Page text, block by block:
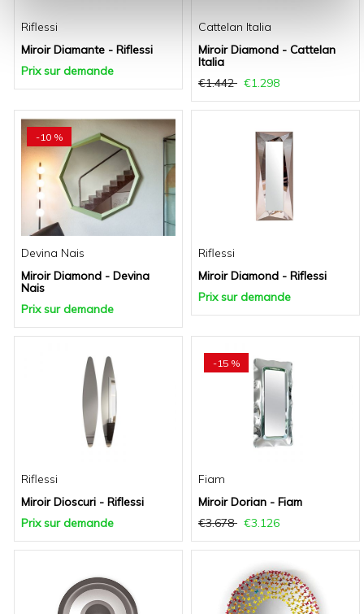
Riflessi
Miroir Diamante - Riflessi
Prix sur demande
Cattelan Italia
Miroir Diamond - Cattelan
Italia
€1.442
€1.298
-10 %
Devina Nais
Miroir Diamond - Devina
Nais
Prix sur demande
Riflessi
Miroir Diamond - Riflessi
Prix sur demande
Riflessi
Miroir Dioscuri - Riflessi
Prix sur demande
-15 %
Fiam
Miroir Dorian - Fiam
€3.678
€3.126